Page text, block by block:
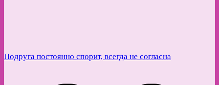
Подруга постоянно спорит, всегда не согласна